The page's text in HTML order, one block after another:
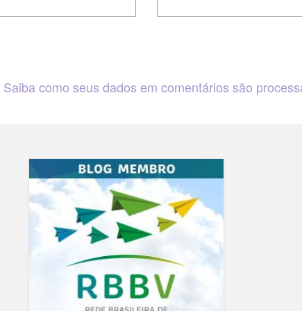
Saiba como seus dados em comentários são